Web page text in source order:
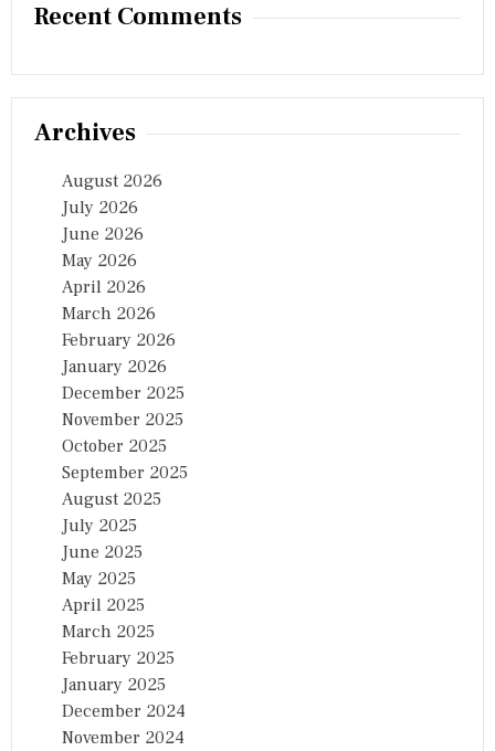
Recent Comments
Archives
August 2026
July 2026
June 2026
May 2026
April 2026
March 2026
February 2026
January 2026
December 2025
November 2025
October 2025
September 2025
August 2025
July 2025
June 2025
May 2025
April 2025
March 2025
February 2025
January 2025
December 2024
November 2024